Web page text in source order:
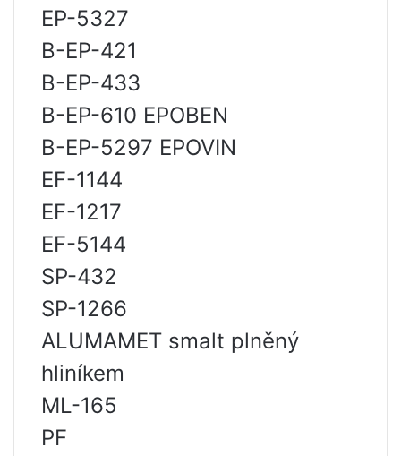
EP-5327
B-EP-421
B-EP-433
B-EP-610 EPOBEN
B-EP-5297 EPOVIN
EF-1144
EF-1217
EF-5144
SP-432
SP-1266
ALUMAMET smalt plněný
hliníkem
ML-165
PF